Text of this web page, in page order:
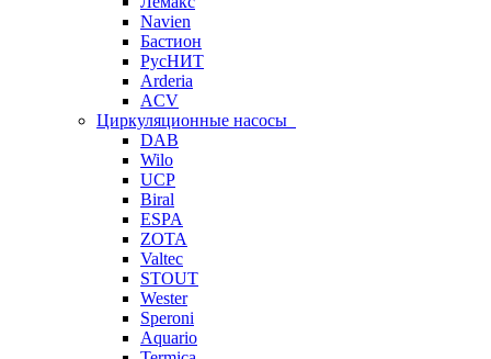
Navien
Бастион
РусНИТ
Arderia
ACV
Циркуляционные насосы
DAB
Wilo
UCP
Biral
ESPA
ZOTA
Valtec
STOUT
Wester
Speroni
Aquario